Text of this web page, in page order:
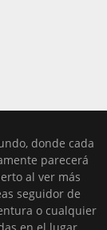
donde cada
parecerá
al ver más
seguidor de
o cualquier